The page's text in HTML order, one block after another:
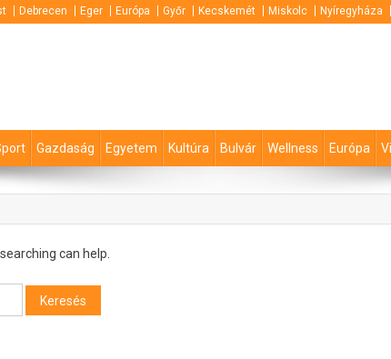
Debrecen Eger Európa Győr Kecskemét Miskolc Nyíregyháza
Gazdaság Egyetem Kultúra Bulvár Wellness Európa
can help.